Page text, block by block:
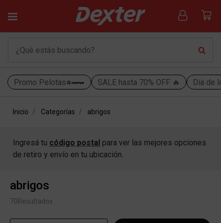
Promo Pelotas SALE hasta 70% OFF 🔥 Día de
Inicio Categorías abrigos
Ingresá tu código postal para ver las mejores opciones
de retiro y envío en tu ubicación.
abrigos
70Resultados